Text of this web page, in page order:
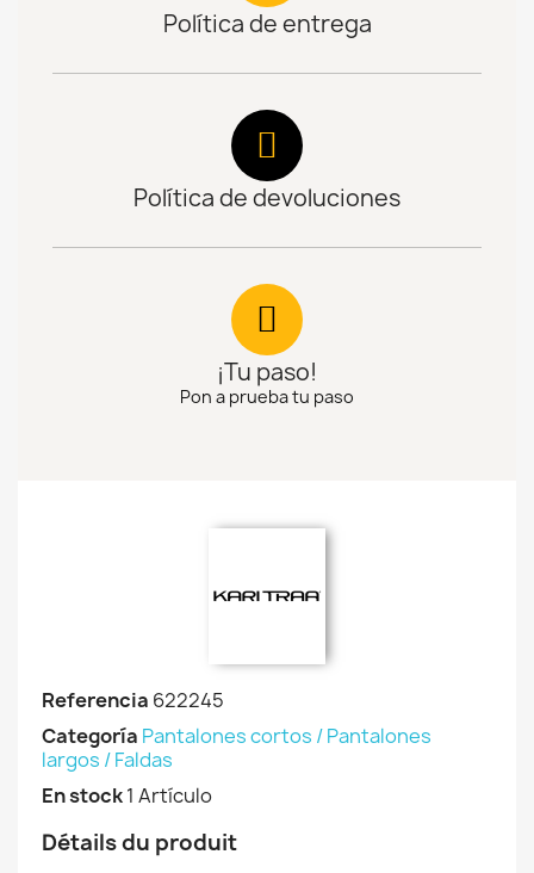
Política de entrega
Política de devoluciones
¡Tu paso!
Pon a prueba tu paso
Referencia 622245
Categoría Pantalones cortos / Pantalones
largos / Faldas
En stock1 Artículo
Détails du produit